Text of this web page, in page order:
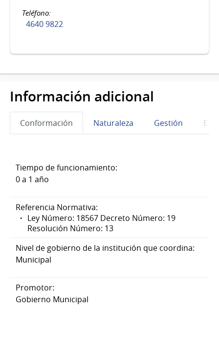
Teléfono:
4640 9822
Información adicional
Conformación Naturaleza Gestión
Tiempo de funcionamiento:
0 a 1 año
Referencia Normativa:
Ley Número: 18567 Decreto Número: 19
Resolución Número: 13
Nivel de gobierno de la institución que coordina:
Municipal
Promotor:
Gobierno Municipal